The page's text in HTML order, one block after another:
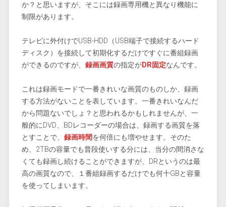
か？と思いますが、そこには録画専用機と異なり機能に
制限があります。
テレビに外付けでUSB-HDD（USB端子で接続するハード
ディスク）を接続して初期化するだけですぐに番組録画
ができるのですが、 録画画質の指定がDR固定なんです。
これは録画モードで一番きれいな画質のものしか、録画
する方法がないことを表しています。一番きれいなんだ
から問題ないでしょ？と思われるかもしれませんが、一
般的にDVD、BDレコーダーの場合は、録画する画質を落
とすことで、 録画時間を何倍にも増やせます。そのた
め、2TBの容量でも普段使いする分には、当分の間消さな
くても録画し続けることができますが、DRというのは最
高の画質なので、１番組録画するだけでも何十GBと容量
を使ってしまいます。